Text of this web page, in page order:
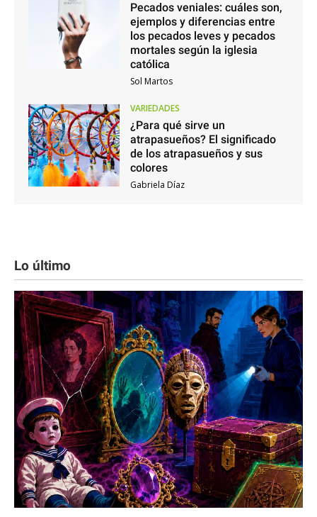
Pecados veniales: cuáles son,
ejemplos y diferencias entre
los pecados leves y pecados
mortales según la iglesia
católica
Sol Martos
VARIEDADES
¿Para qué sirve un
atrapasueños? El significado
de los atrapasueños y sus
colores
Gabriela Díaz
Lo último